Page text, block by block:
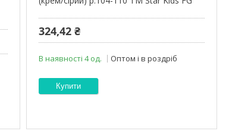
324,42 ₴
В наявності 4 од. Оптом і в роздріб
Купити